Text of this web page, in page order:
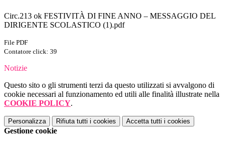
Circ.213 ok FESTIVITÀ DI FINE ANNO – MESSAGGIO DEL
DIRIGENTE SCOLASTICO (1).pdf
File PDF
Contatore click: 39
Notizie
Questo sito o gli strumenti terzi da questo utilizzati si avvalgono di
cookie necessari al funzionamento ed utili alle finalità illustrate nella
COOKIE POLICY.
Personalizza Rifiuta tutti i cookies Accetta tutti i cookies
Gestione cookie